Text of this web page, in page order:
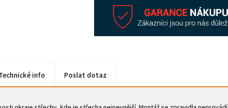
info Poslat dotaz